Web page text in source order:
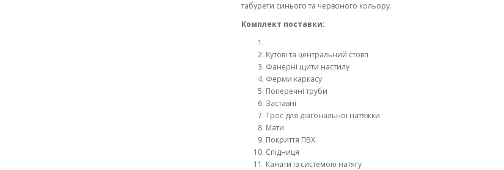
табурети синього та червоного кольору.
Комплект поставки:
Кутові та центральний стовп
Фанерні щити настилу
Ферми каркасу
Поперечні труби
Заставні
Трос для діагональної натяжки
Мати
Покриття ПВХ
Спідниця
Канати із системою натягу